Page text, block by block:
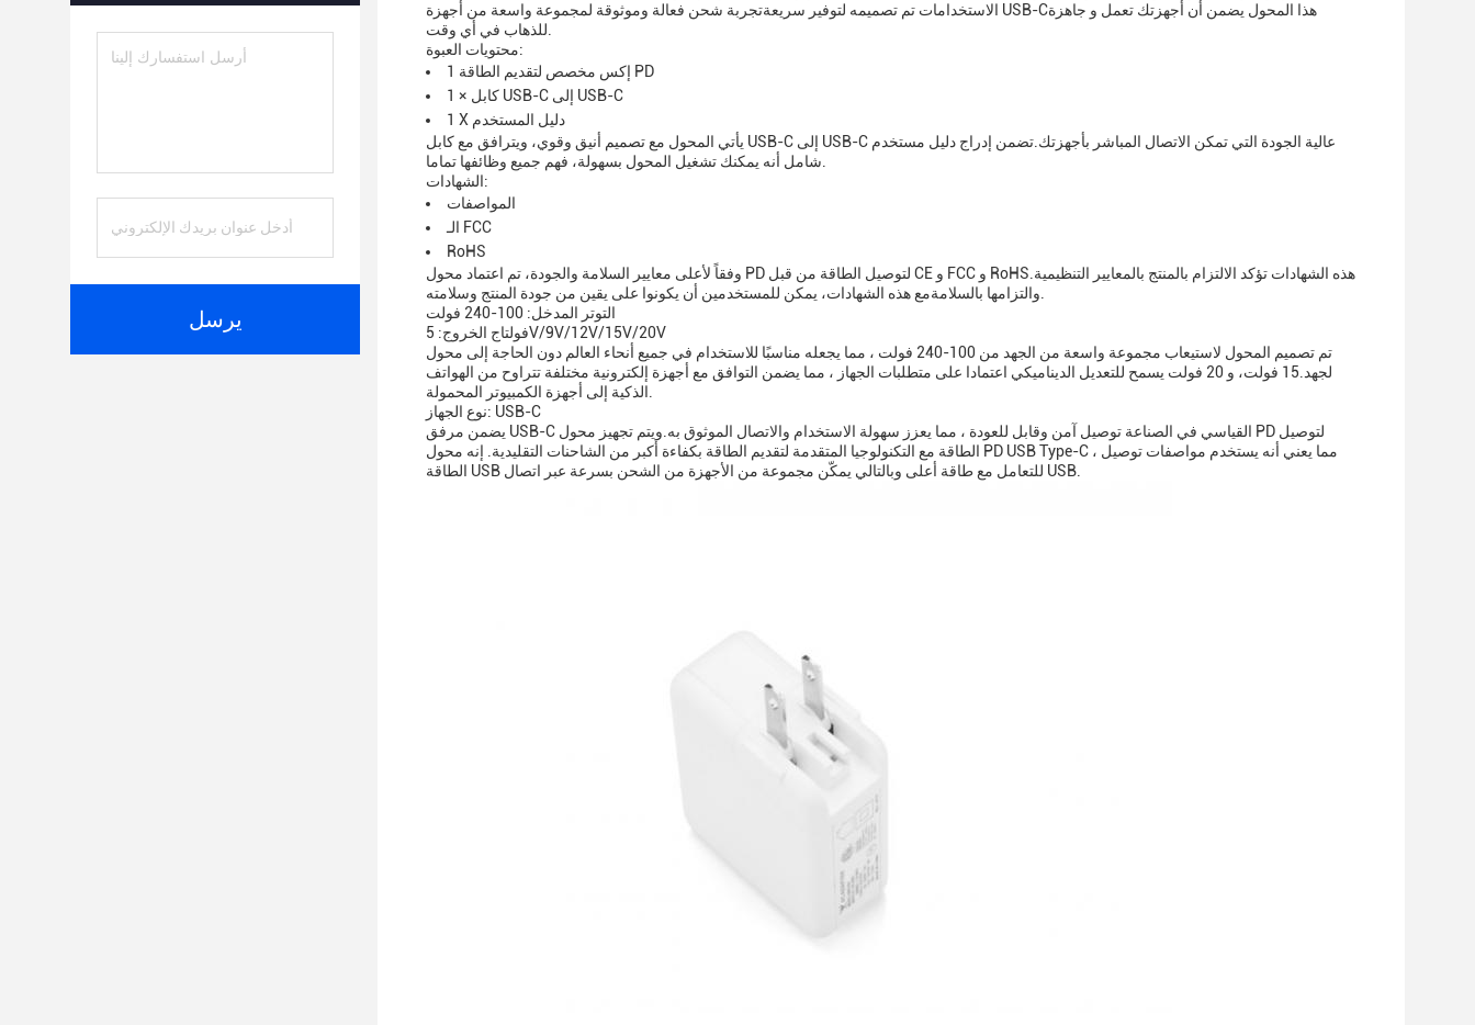
يرسل
الاستخدامات تم تصميمه لتوفير سريعةتجربة شحن فعالة وموثوقة لمجموعة واسعة من أجهزة USB-Cهذا المحول يضمن أن أجهزتك تعمل و جاهزة
محتويات العبوة:
1 إكس مخصص لتقديم الطاقة PD
1 × كابل USB-C إلى USB-C
1 X دليل المستخدم
يأتي المحول مع تصميم أنيق وقوي، ويترافق مع كابل USB-C إلى USB-C عالية الجودة التي تمكن الاتصال المباشر بأجهزتك.تضمن إدراج دليل مستخدم
الشهادات:
المواصفات
الـ FCC
RoHS
وفقاً لأعلى معايير السلامة والجودة، تم اعتماد محول PD لتوصيل الطاقة من قبل CE و FCC و RoHS.هذه الشهادات تؤكد الالتزام بالمنتج بالمعايير التنظيمية
التوتر المدخل: 100-240 فولت
فولتاج الخروج: 5V/9V/12V/15V/20V
تم تصميم المحول لاستيعاب مجموعة واسعة من الجهد من 100-240 فولت ، مما يجعله مناسبًا للاستخدام في جميع أنحاء العالم دون الحاجة إلى محول
لجهد.15 فولت، و 20 فولت يسمح للتعديل الديناميكي اعتمادا على متطلبات الجهاز ، مما يضمن التوافق مع أجهزة إلكترونية مختلفة تتراوح من الهواتف
نوع الجهاز: USB-C
يضمن مرفق USB-C القياسي في الصناعة توصيل آمن وقابل للعودة ، مما يعزز سهولة الاستخدام والاتصال الموثوق به.ويتم تجهيز محول PD لتوصيل
الطاقة مع التكنولوجيا المتقدمة لتقديم الطاقة بكفاءة أكبر من الشاحنات التقليدية. إنه محول PD USB Type-C ، مما يعني أنه يستخدم مواصفات توصيل
الطاقة USB للتعامل مع طاقة أعلى وبالتالي يمكّن مجموعة من الأجهزة من الشحن بسرعة عبر اتصال USB.